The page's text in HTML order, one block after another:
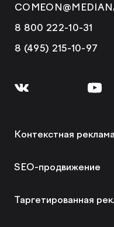
8 800 222-10-31
8 (495) 215-10-97
Контекстная
Аудит контекстной
SEO-продвижение
SEO-аудит сайта
Таргетированная